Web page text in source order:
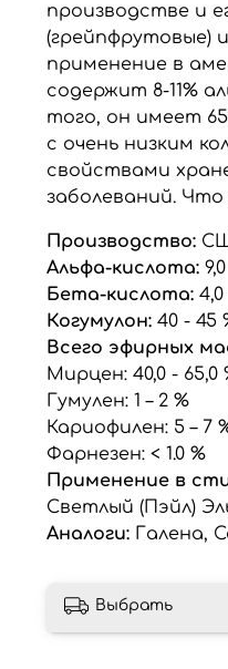
производстве и
(грейпфрутовые)
применение в
содержит 8-11%
того, он имеет
с очень низким
свойствами
заболеваний.
Производство:
Альфа-кислота:
Бета-кислота: 4,0
Когумулон: 40 - 45
Всего эфирных
Мирцен: 40,0 - 65,0
Гумулен: 1 – 2 %
Кариофилен: 5 – 7
Фарнезен: < 1.0 %
Применение в
Светлый (Пэйл)
Аналоги: Галена,
Выбрать